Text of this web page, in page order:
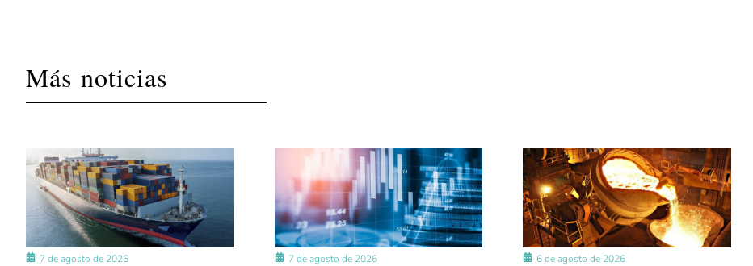
Más noticias
7 de agosto de 2026 7 de agosto de 2026 6 de agosto de 2026